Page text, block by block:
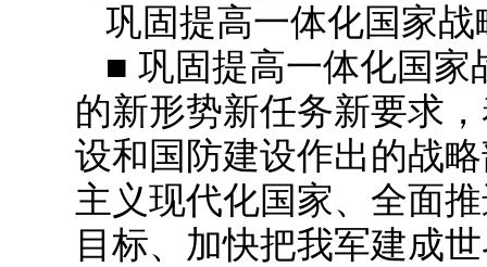
巩固提高一体化国家
■ 巩固提高一体化国
的新形势新任务新要求
设和国防建设作出的战
主义现代化国家、全面
目标、加快把我军建成